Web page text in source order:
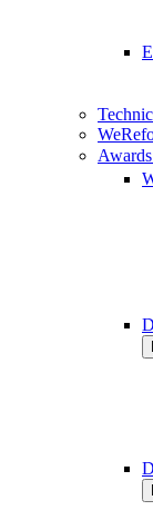
Awards